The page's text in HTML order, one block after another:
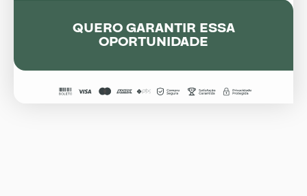
QUERO GARANTIR ESSA
OPORTUNIDADE